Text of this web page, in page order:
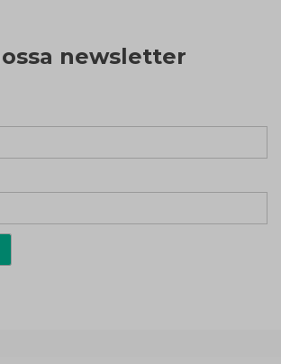
newsletter